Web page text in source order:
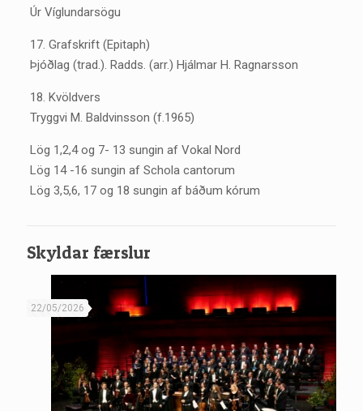
Úr Víglundarsögu
17. Grafskrift (Epitaph)
Þjóðlag (trad.). Radds. (arr.) Hjálmar H. Ragnarsson
18. Kvöldvers
Tryggvi M. Baldvinsson (f.1965)
Lög 1,2,4 og 7- 13 sungin af Vokal Nord
Lög 14 -16 sungin af Schola cantorum
Lög 3,5,6, 17 og 18 sungin af báðum kórum
Skyldar færslur
22/05/2026